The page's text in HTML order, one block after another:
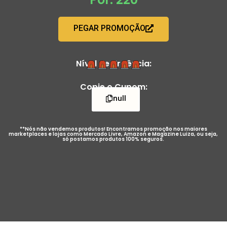
PEGAR PROMOÇÃO
Nível de Urgência:
Copie o Cupom:
null
**Nós não vendemos produtos! Encontramos promoção nos maiores
marketplaces e lojas como Mercado Livre, Amazon e Magazine Luiza, ou seja,
só postamos produtos 100% seguros.